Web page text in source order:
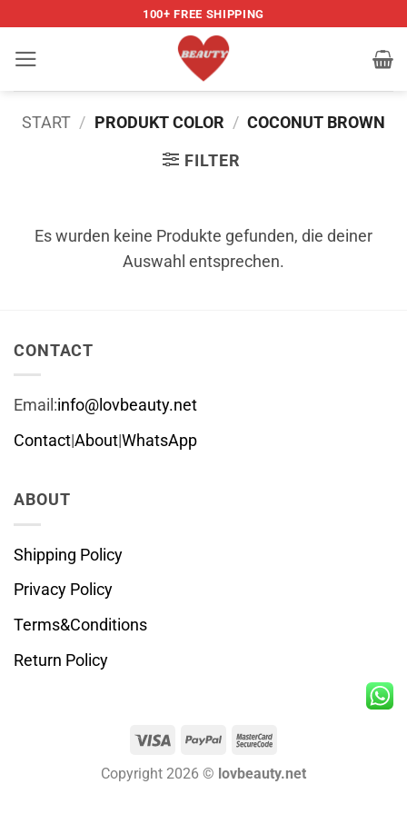
springen
100+ FREE SHIPPING
START / PRODUKT COLOR / COCONUT BROWN
FILTER
Es wurden keine Produkte gefunden, die deiner
Auswahl entsprechen.
CONTACT
Email:info@lovbeauty.net
Contact|About|WhatsApp
ABOUT
Shipping Policy
Privacy Policy
Terms&Conditions
Return Policy
Visa PayPal MasterCard
Copyright 2026 © lovbeauty.net